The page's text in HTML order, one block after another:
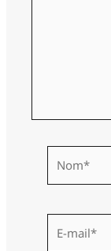
mail*